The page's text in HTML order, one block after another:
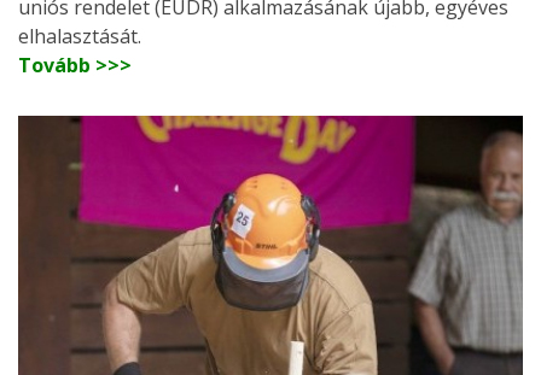
uniós rendelet (EUDR) alkalmazásának újabb, egyéves
elhalasztását.
Tovább >>>